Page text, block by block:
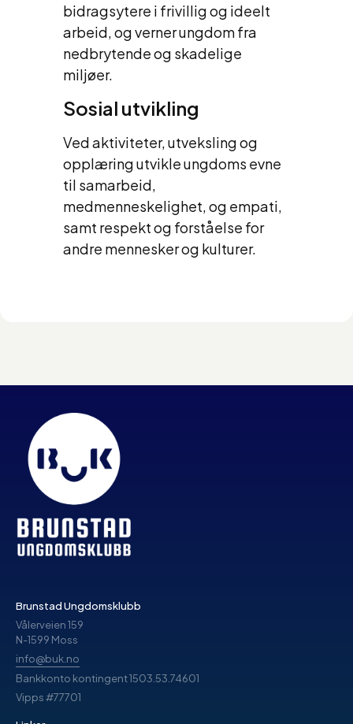
bidragsytere i frivillig og ideelt
arbeid, og verner ungdom fra
nedbrytende og skadelige
miljøer.
Sosial utvikling
Ved aktiviteter, utveksling og
opplæring utvikle ungdoms evne
til samarbeid,
medmenneskelighet, og empati,
samt respekt og forståelse for
andre mennesker og kulturer.
Brunstad Ungdomsklubb
Vålerveien 159
N-1599 Moss
info@buk.no
Bankkonto kontingent 1503.53.74601
Vipps #77701